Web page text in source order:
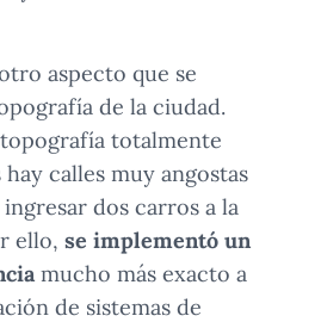
aspecto que se
de la ciudad.
totalmente
calles muy angostas
dos carros a la
ello, se implementó un
mucho más exacto a
de sistemas de